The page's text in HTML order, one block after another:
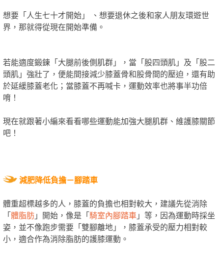
想要「人生七十才開始」 、想要退休之後和家人朋友環遊世
界，那就得從現在開始準備。
若能適度鍛鍊「大腿前後側肌群」，當「股四頭肌」及「股二
頭肌」強壯了，便能間接減少膝蓋骨和股骨間的壓迫，還有助
於延緩膝蓋老化；當膝蓋不再喊卡，運動效率也將事半功倍
唷！
現在就跟著小編來看看哪些運動能加強大腿肌群、維護膝關節
吧！
減肥降低負擔－腳踏車
體重超標越多的人，膝蓋的負擔也相對較大，建議先從消除
「體脂肪」開始，像是「騎室內腳踏車」等，因為運動時採坐
姿，並不像跑步需要「雙腳離地」，膝蓋承受的壓力相對較
小，適合作為消除脂肪的護膝運動。